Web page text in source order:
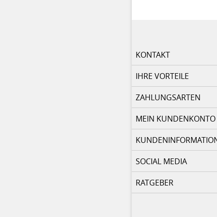
KONTAKT
IHRE VORTEILE
ZAHLUNGSARTEN
MEIN KUNDENKONTO
SOCIAL MEDIA
RATGEBER